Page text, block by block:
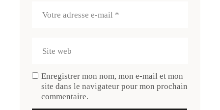
Enregistrer mon nom, mon e-mail et mon
site dans le navigateur pour mon prochain
commentaire.